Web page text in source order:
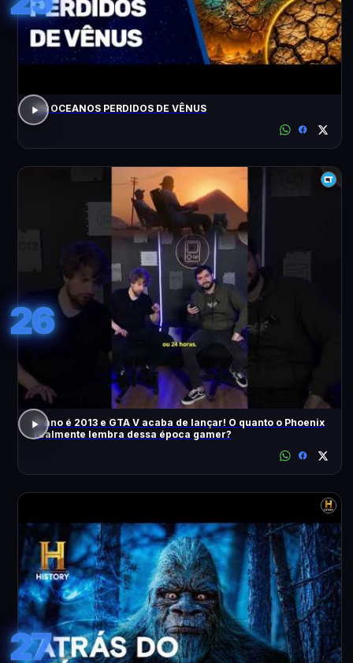
OS OCEANOS PERDIDOS DE VÊNUS
26
O ano é 2013 e GTA V acaba de lançar! O quanto o Phoenix
realmente lembra dessa época gamer?
27